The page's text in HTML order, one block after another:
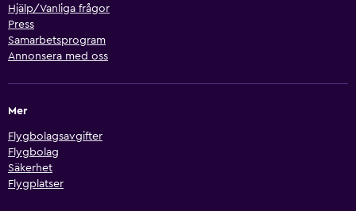
Hjälp/Vanliga frågor
Press
Samarbetsprogram
Annonsera med oss
Mer
Flygbolagsavgifter
Flygbolag
Säkerhet
Flygplatser